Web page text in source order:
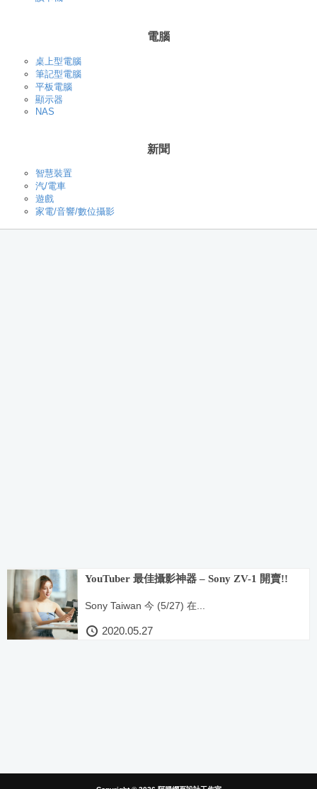
電腦
桌上型電腦
筆記型電腦
平板電腦
顯示器
NAS
新聞
智慧裝置
汽/電車
遊戲
家電/音響/數位攝影
YouTuber 最佳攝影神器 – Sony ZV-1 開賣!!
Sony Taiwan 今 (5/27) 在...
2020.05.27